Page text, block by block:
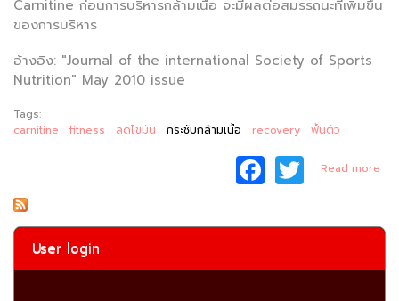
Carnitine ก่อนการบริหารกล้ามเนื้อ จะมีผลต่อสมรรถนะที่เพิ่มขึ้น
ของการบริหาร
อ้างอิง: "Journal of the international Society of Sports
Nutrition" May 2010 issue
Tags:
carnitine
fitness ลดไขมัน กระชับกล้ามเนื้อ recovery ฟื้นตัว
F
a
c
b
T
itt
Read more
User login